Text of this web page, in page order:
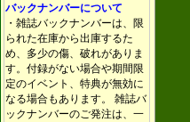
バックナンバーについて
・雑誌バックナンバーは、限
られた在庫から出庫するた
め、多少の傷、破れがありま
す。付録がない場合や期間限
定のイベント、特典が無効に
なる場合もあります。 雑誌バ
ックナンバーのご発注は、一